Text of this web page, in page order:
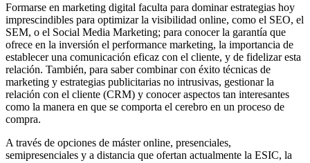
Formarse en marketing digital faculta para dominar estrategias hoy
imprescindibles para optimizar la visibilidad online, como el SEO, el
SEM, o el Social Media Marketing; para conocer la garantía que
ofrece en la inversión el performance marketing, la importancia de
establecer una comunicación eficaz con el cliente, y de fidelizar esta
relación. También, para saber combinar con éxito técnicas de
marketing y estrategias publicitarias no intrusivas, gestionar la
relación con el cliente (CRM) y conocer aspectos tan interesantes
como la manera en que se comporta el cerebro en un proceso de
compra.
A través de opciones de máster online, presenciales,
semipresenciales y a distancia que ofertan actualmente la ESIC, la